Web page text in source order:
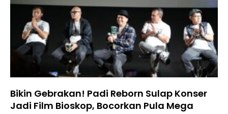
Bikin Gebrakan! Padi Reborn Sulap Konser
Jadi Film Bioskop, Bocorkan Pula Mega